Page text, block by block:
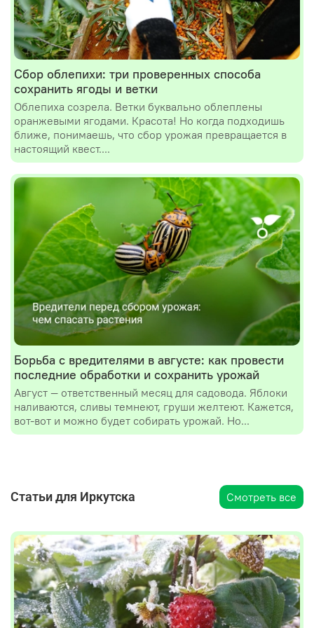
Сбор облепихи: три проверенных способа
сохранить ягоды и ветки
Облепиха созрела. Ветки буквально облеплены
оранжевыми ягодами. Красота! Но когда подходишь
ближе, понимаешь, что сбор урожая превращается в
настоящий квест....
Борьба с вредителями в августе: как провести
последние обработки и сохранить урожай
Август — ответственный месяц для садовода. Яблоки
наливаются, сливы темнеют, груши желтеют. Кажется,
вот-вот и можно будет собирать урожай. Но...
Статьи для Иркутска Смотреть все